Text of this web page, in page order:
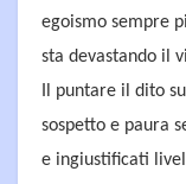
egoismo sempre
sta devastando il
Il puntare il dito
sospetto e paura
e ingiustificati